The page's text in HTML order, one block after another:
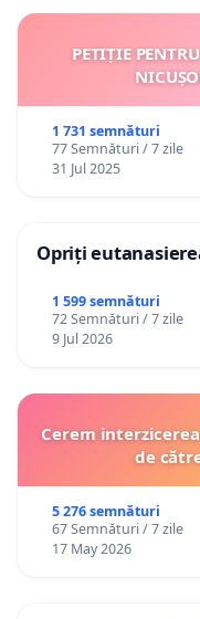
PETIȚIE
1 731 semnături
77 Semnături / 7 zile
31 Jul 2025
Opriți
1 599 semnături
72 Semnături / 7 zile
9 Jul 2026
Cerem
de
5 276 semnături
67 Semnături / 7 zile
17 May 2026